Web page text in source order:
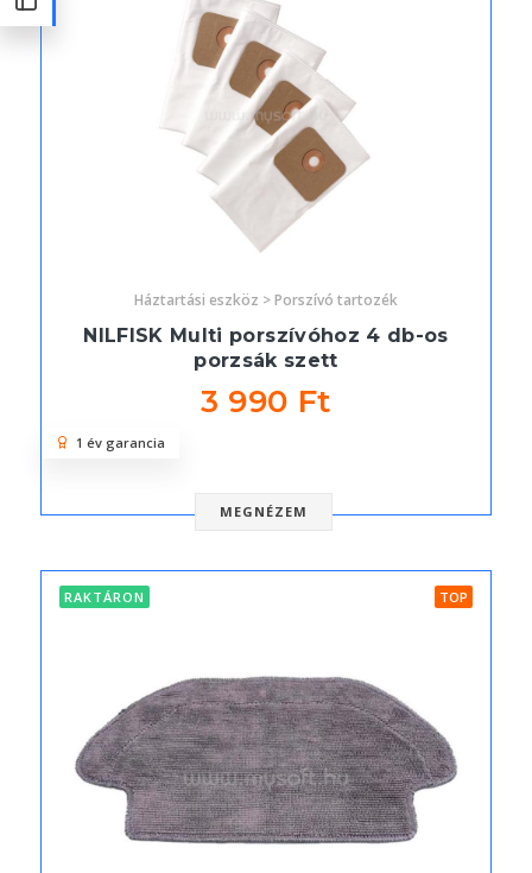
Háztartási eszköz > Porszívó tartozék
NILFISK Multi porszívóhoz 4 db-os
porzsák szett
3 990 Ft
MEGNÉZEM
1 év garancia
RAKTÁRON TOP